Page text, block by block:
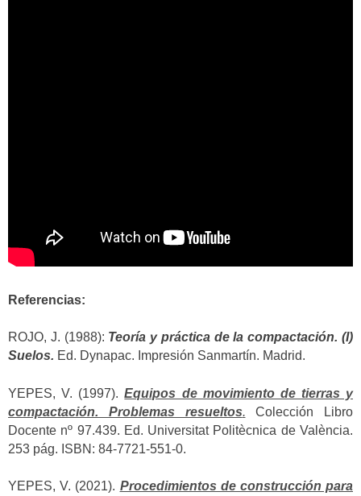
Referencias:
ROJO, J. (1988): Teoría y práctica de la compactación. (I)
Suelos. Ed. Dynapac. Impresión Sanmartín. Madrid.
YEPES, V. (1997).Equipos de movimiento de tierras y
compactación. Problemas resueltos. Colección Libro
Docente nº 97.439. Ed. Universitat Politècnica de València.
253 pág. ISBN: 84-7721-551-0.
YEPES, V. (2021). Procedimientos de construcción para